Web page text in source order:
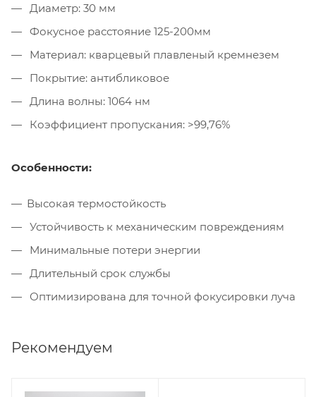
Диаметр: 30 мм
Фокусное расстояние 125-200мм
Материал: кварцевый плавленый кремнезем
Покрытие: антибликовое
Длина волны: 1064 нм
Коэффициент пропускания: >99,76%
Особенности:
Высокая термостойкость
Устойчивость к механическим повреждениям
Минимальные потери энергии
Длительный срок службы
Оптимизирована для точной фокусировки луча
Рекомендуем